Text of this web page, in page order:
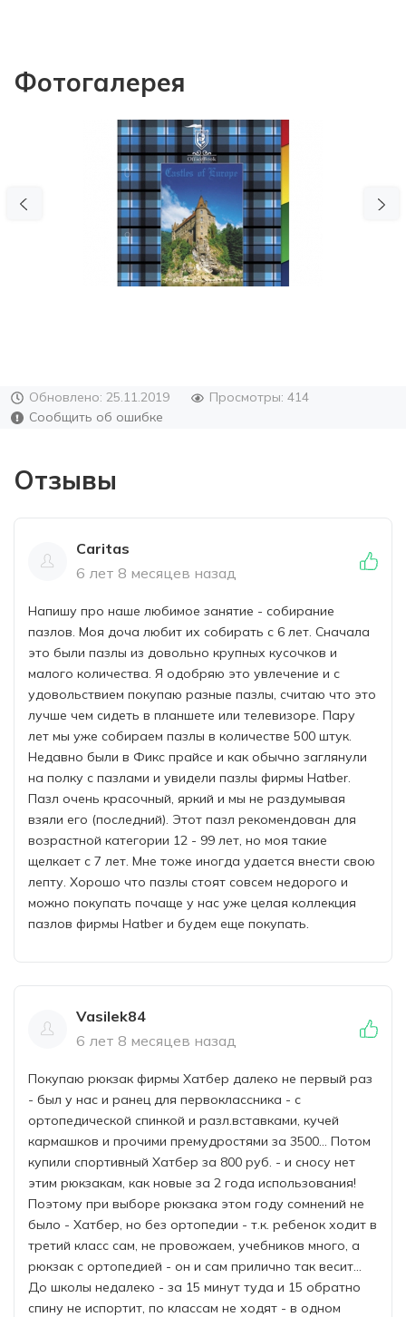
Фотогалерея
Обновлено: 25.11.2019
Просмотры: 414
Сообщить об ошибке
Отзывы
Caritas
6 лет 8 месяцев назад
Напишу про наше любимое занятие - собирание
пазлов. Моя доча любит их собирать с 6 лет. Сначала
это были пазлы из довольно крупных кусочков и
малого количества. Я одобряю это увлечение и с
удовольствием покупаю разные пазлы, считаю что это
лучше чем сидеть в планшете или телевизоре. Пару
лет мы уже собираем пазлы в количестве 500 штук.
Недавно были в Фикс прайсе и как обычно заглянули
на полку с пазлами и увидели пазлы фирмы Hatber.
Пазл очень красочный, яркий и мы не раздумывая
взяли его (последний). Этот пазл рекомендован для
возрастной категории 12 - 99 лет, но моя такие
щелкает с 7 лет. Мне тоже иногда удается внести свою
лепту. Хорошо что пазлы стоят совсем недорого и
можно покупать почаще у нас уже целая коллекция
пазлов фирмы Hatber и будем еще покупать.
Vasilek84
6 лет 8 месяцев назад
Покупаю рюкзак фирмы Хатбер далеко не первый раз
- был у нас и ранец для первоклассника - с
ортопедической спинкой и разл.вставками, кучей
кармашков и прочими премудростями за 3500... Потом
купили спортивный Хатбер за 800 руб. - и сносу нет
этим рюкзакам, как новые за 2 года использования!
Поэтому при выборе рюкзака этом году сомнений не
было - Хатбер, но без ортопедии - т.к. ребенок ходит в
третий класс сам, не провожаем, учебников много, а
рюкзак с ортопедией - он и сам прилично так весит...
До школы недалеко - за 15 минут туда и 15 обратно
спину не испортит, по классам не ходят - в одном